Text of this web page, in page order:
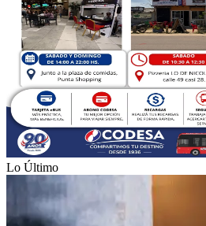
Lo Último